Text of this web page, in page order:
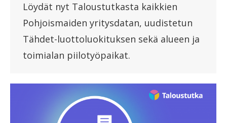
Löydät nyt Taloustutkasta kaikkien
Pohjoismaiden yritysdatan, uudistetun
Tähdet-luottoluokituksen sekä alueen ja
toimialan piilotyöpaikat.